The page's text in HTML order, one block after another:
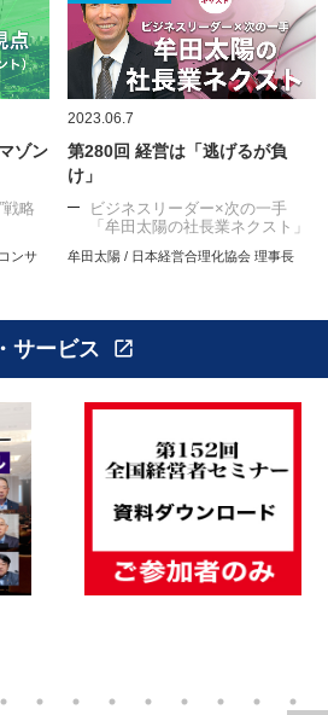
ゾン
戦略
ンサ
2023.06.7
第280回 経営は「逃げるが負
け」
ビジネスリーダー×次の一手
「牟田太陽の社長業ネクスト」
牟田太陽 / 日本経営合理化協会 理事長
サービス open_in_new